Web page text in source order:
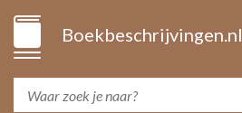
Boekbeschrijvingen.nl